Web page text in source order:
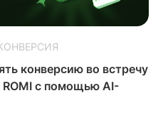
конверсию во встречу
ROMI с помощью AI-